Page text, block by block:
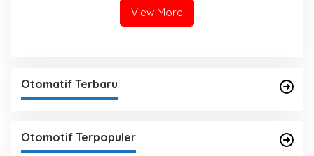
View More
Otomatif Terbaru
Otomotif Terpopuler